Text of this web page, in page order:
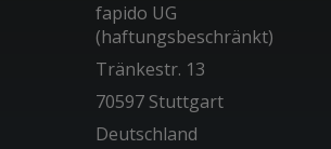
fapido UG
(haftungsbeschränkt)
Tränkestr. 13
70597 Stuttgart
Deutschland